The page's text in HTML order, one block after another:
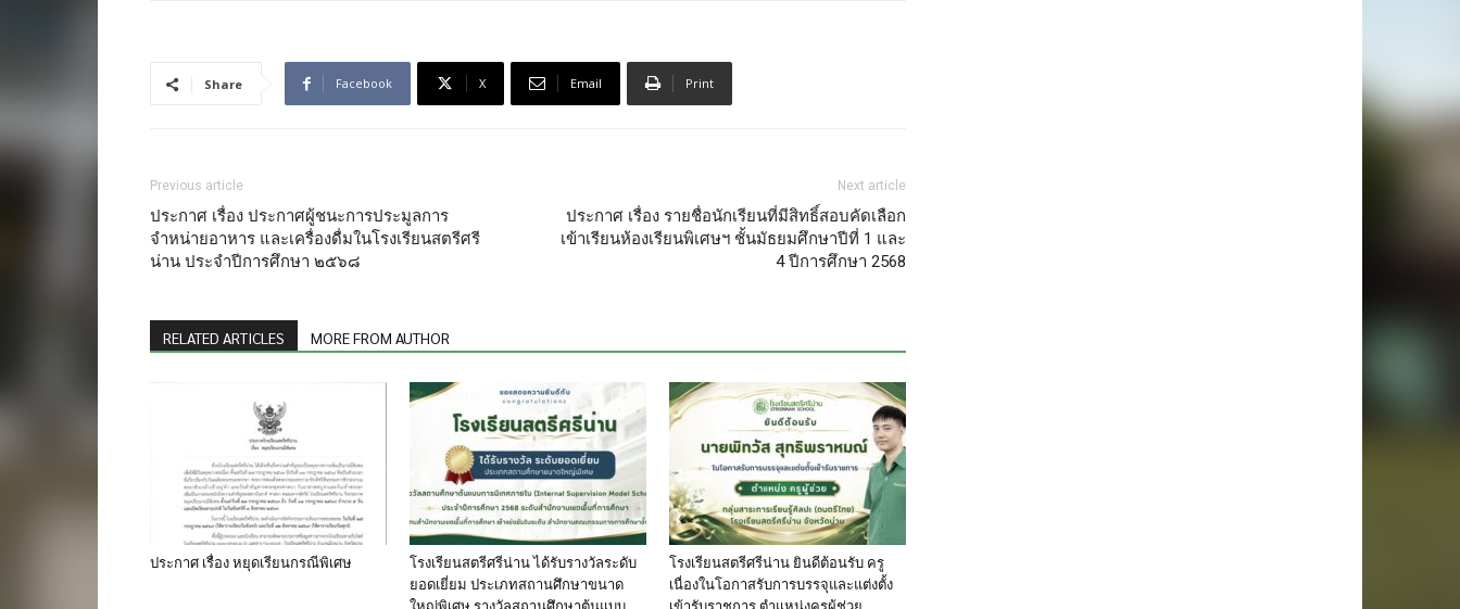
Share Facebook X Email Print
Previous article
ประกาศ เรื่อง ประกาศผู้ชนะการประมูลการ
จำหน่ายอาหาร และเครื่องดื่มในโรงเรียนสตรีศรี
น่าน ประจำปีการศึกษา ๒๕๖๘
Next article
ประกาศ เรื่อง รายชื่อนักเรียนที่มีสิทธิ์สอบคัดเลือก
เข้าเรียนห้องเรียนพิเศษฯ ชั้นมัธยมศึกษาปีที่ 1 และ
4 ปีการศึกษา 2568
RELATED ARTICLES MORE FROM AUTHOR
ประกาศ เรื่อง หยุดเรียนกรณีพิเศษ
โรงเรียนสตรีศรีน่าน ได้รับรางวัลระดับ
ยอดเยี่ยม ประเภทสถานศึกษาขนาด
โรงเรียนสตรีศรีน่าน ยินดีต้อนรับ ครู
เนื่องในโอกาสรับการบรรจุและแต่งตั้ง